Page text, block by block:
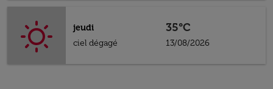
jeudi
ciel dégagé
35°C
13/08/2026